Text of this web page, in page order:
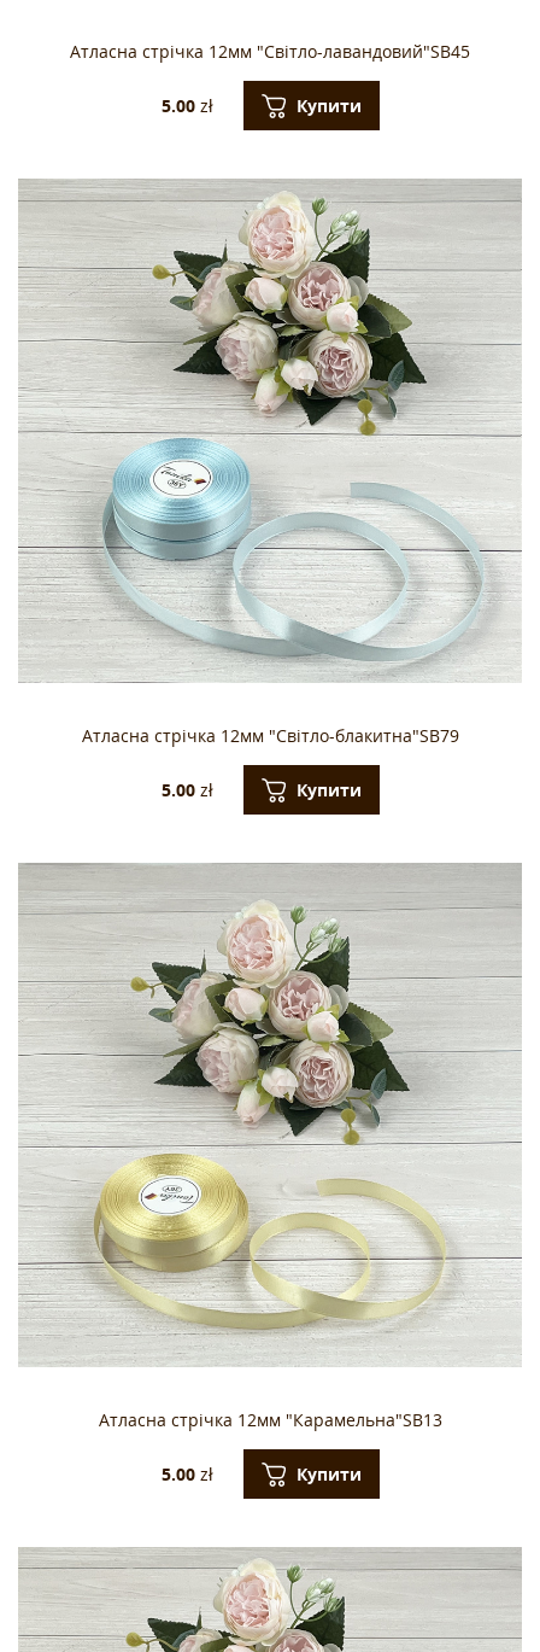
Атласна стрічка 12мм "Світло-лавандовий"SB45
5.00zł Купити
Атласна стрічка 12мм "Світло-блакитна"SB79
5.00zł Купити
Атласна стрічка 12мм "Карамельна"SB13
5.00zł Купити